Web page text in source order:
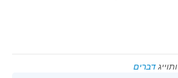
ותוייגדברים